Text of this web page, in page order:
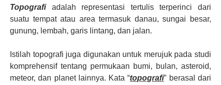
Topografi adalah representasi tertulis terperinci dari
suatu tempat atau area termasuk danau, sungai besar,
gunung, lembah, garis lintang, dan jalan.
Istilah topografi juga digunakan untuk merujuk pada studi
komprehensif tentang permukaan bumi, bulan, asteroid,
meteor, dan planet lainnya. Kata “topografi” berasal dari